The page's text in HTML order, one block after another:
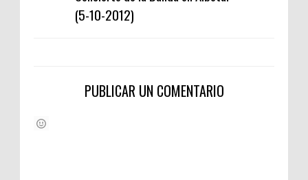
(5-10-2012)
PUBLICAR UN COMENTARIO